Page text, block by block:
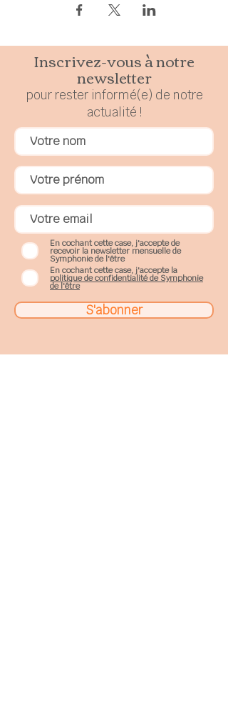
Inscrivez-vous à notre
newsletter
pour resterinformé(e) de notre
actualité !
En cochant cette case, j'accepte de
recevoir la newsletter mensuelle de
Symphonie de l'être
En cochant cette case, j'accepte la
politique de confidentialité de Symphonie
de l'être
S'abonner